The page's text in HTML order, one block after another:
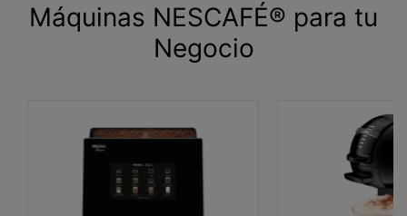
Máquinas NESCAFÉ® para tu
Negocio